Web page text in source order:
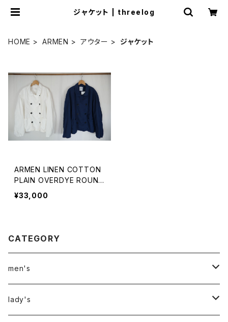
ジャケット | threelog
HOME ARMEN アウター ジャケット
ARMEN LINEN COTTON
PLAIN OVERDYE ROUND
COLLAR DOUBLE JACKE
¥33,000
CATEGORY
men's
アウター
lady's